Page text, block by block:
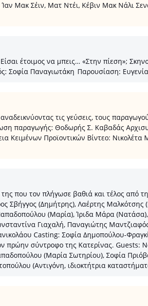
Μακ Σέιν, Ματ Ντέι, Κέβιν Μακ Νάλι
έτοιμος να μπεις… «Στην πίεση»;
Σοφία Παναγιωτάκη Παρουσίαση:
τις γεύσεις, τους
παραγωγής: Θοδωρής Σ. Καβαδάς
Κειμένων Προϊοντικών Βίντεο:
που τον πλήγωσε βαθιά και τέλος από
Σβήγγος (Δημήτρης), Λαέρτης Μαλκότσης
(Μαρία), Ίριδα Μάρα
Γιαχαλή, Παναγιώτης
Casting: Σοφία Δημοπούλου-
πρώην σύντροφο της Κατερίνας. Guests:
(Μαρία Σωτηρίου), Σοφία
(Αντιγόνη, ιδιοκτήτρια